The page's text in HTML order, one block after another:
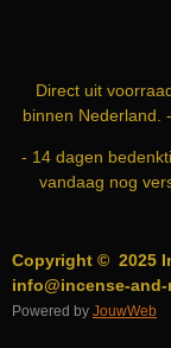
M
Direct uit
binnen Nederland.
- 14 dagen
vandaag nog
Copyright © 2025
info@incense-and-
Powered by JouwWeb